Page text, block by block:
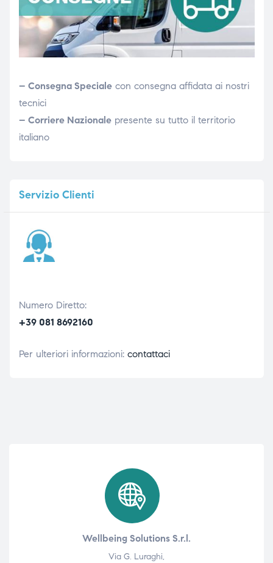
– Consegna Specialecon consegna affidata ai nostri
tecnici
– Corriere Nazionalepresente su tutto il territorio
italiano
ServizioClienti
Numero Diretto:
+39 081 8692160
Per ulteriori informazioni: contattaci
Wellbeing Solutions S.r.l.
Via G. Luraghi,